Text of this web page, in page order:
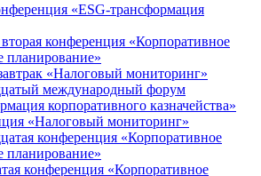
«ESG-трансформация
конференция «Корпоративное
планирование»
«Налоговый мониторинг»
международный форум
корпоративного казначейства»
«Налоговый мониторинг»
конференция «Корпоративное
планирование»
конференция «Корпоративное